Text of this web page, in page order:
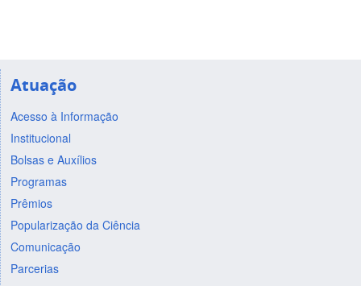
Atuação
Acesso à Informação
Institucional
Bolsas e Auxílios
Programas
Prêmios
Popularização da Ciência
Comunicação
Parcerias